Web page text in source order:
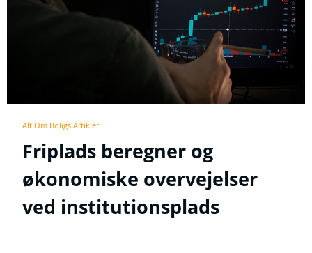
Alt Om Boligs Artikler
Friplads beregner og
økonomiske overvejelser
ved institutionsplads